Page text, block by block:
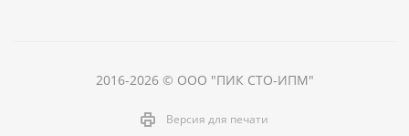
2016-2026 © ООО "ПИК СТО-ИПМ"
Версия для печати